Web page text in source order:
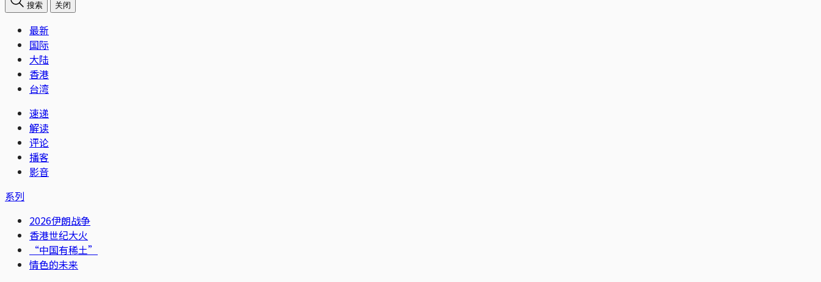
搜索 关闭
最新
国际
大陆
香港
台湾
速递
解读
评论
播客
影音
系列
2026伊朗战争
香港世纪大火
“中国有稀土”
情色的未来